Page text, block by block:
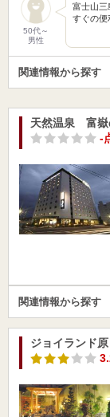
50代～
男性
富士山三
すぐの便
関連情報から探す
天然温泉 富
-
関連情報から探す
ジョイランド